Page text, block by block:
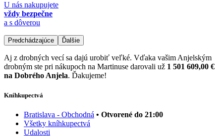
U nás nakupujete
vždy bezpečne
a s dôverou
Predchádzajúce Ďalšie
Aj z drobných vecí sa dajú urobiť veľké. Vďaka vašim Anjelským
drobným ste pri nákupoch na Martinuse darovali už 1 501 609,00 €
na Dobrého Anjela. Ďakujeme!
Kníhkupectvá
Bratislava - Obchodná • Otvorené do 21:00
Všetky kníhkupectvá
Udalosti